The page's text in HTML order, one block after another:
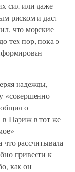
сил или даже
риском и даст
что морские
тех пор, пока о
надежды,
«совершенно
о
в Париж в тот же
что рассчитывала
привести к
как он